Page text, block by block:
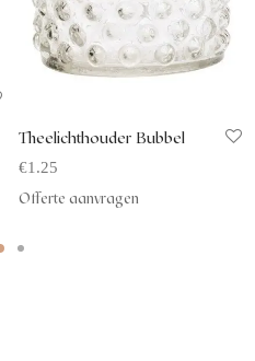
Theelichthouder Bubbel
€1.25
Offerte aanvragen